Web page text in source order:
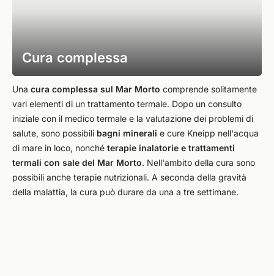
Cura complessa
Una cura complessa sul Mar Morto comprende solitamente
vari elementi di un trattamento termale. Dopo un consulto
iniziale con il medico termale e la valutazione dei problemi di
salute, sono possibili bagni minerali e cure Kneipp nell'acqua
di mare in loco, nonché terapie inalatorie e trattamenti
termali con sale del Mar Morto. Nell'ambito della cura sono
possibili anche terapie nutrizionali. A seconda della gravità
della malattia, la cura può durare da una a tre settimane.